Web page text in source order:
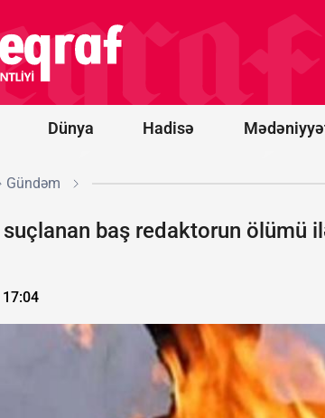
Dünya Hadisə
və iki
yeni ittifaq
qurdu -
Gündəm
baş redaktorun ölümü